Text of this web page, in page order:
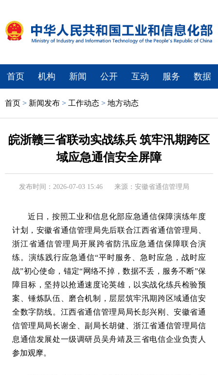
首页 机构 新闻 公开 互动 服务 数据
首页 > 新闻发布 > 工作动态 > 地方动态
皖浙赣三省联动实战练兵 筑牢汛期跨区
域应急通信安全屏障
发布时间：2026-07-03 15:46 来源：安徽省通信管理局
近日，按照工业和信息化部应急通信保障演练年度
计划，安徽省通信管理局先后联合江西省通信管理局、
浙江省通信管理局开展跨省防汛应急通信保障联合演
练。演练践行应急通信“平时服务、急时应急，战时应
战”初心使命，锚定“网络不掉，数据不丢，服务不断”保
障目标，坚持以抢通速度论英雄，以实战化练兵检验预
案、锤炼队伍、磨合机制，层层筑牢汛期跨区域通信安
全数字防线。江西省通信管理局局长彭兴刚、安徽省通
信管理局局长谢全、副局长胡健、浙江省通信管理局信
息通信发展处一级调研员吴舟靖及三省电信企业负责人
参加观摩。